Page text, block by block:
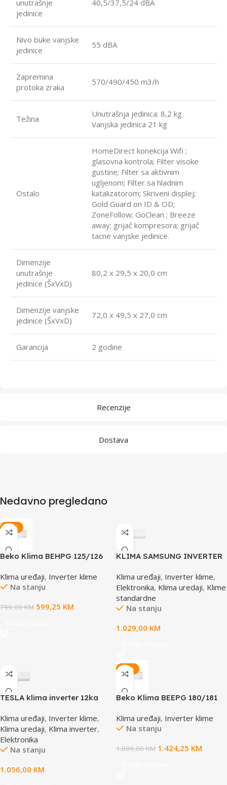
Recenzije
Dostava
unutrašnje
jedinice
40,5/37,5/24 dBA
Nivo buke vanjske
jedinice
55 dBA
Zapremina
protoka zraka
570/490/450 m3/h
Težina
Unutrašnja jedinica: 8,2 kg
Vanjska jedinica 21 kg
Ostalo
HomeDirect konekcija Wifi ;
glasovna kontrola; Filter visoke
gustine; Filter sa aktivnim
ugljenom; Filter sa hladnim
katalizatorom; Skriveni displej;
Gold Guard on ID & OD;
ZoneFollow; GoClean ; Breeze
away; grijač kompresora; grijač
tacne vanjske jedinice.
Dimenzije
unutrašnje
jedinice (ŠxVxD)
80,2 x 29,5 x 20,0 cm
Dimenzije vanjske
jedinice (ŠxVxD)
72,0 x 49,5 x 27,0 cm
Garancija 2 godine
Nedavno pregledano
-25%
Beko Klima BEHPG 125/126
Klima uređaji, Inverter klime
Na stanju
799,00KM 599,25 KM
KLIMA SAMSUNG INVERTER
Klima uređaji, Inverter klime,
Elektronika, Klima uredaji, Klime
standardne
Na stanju
1.029,00 KM
TESLA klima inverter 12ka
1232IAW 12ka
Klima uređaji, Inverter klime,
Klima uredaji, Klima inverter,
Elektronika
Na stanju
1.056,00 KM
-25%
Beko Klima BEEPG 180/181
Klima uređaji, Inverter klime
Na stanju
1.899,00KM 1.424,25 KM